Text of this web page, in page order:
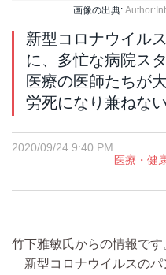
画像の出典:
新型コロナウイル
に、多忙な病院ス
医療の医師たちが
労死になり兼ねな
2020/09/24 9:40 PM
医療・健
竹下雅敏氏からの情報です
新型コロナウイルスのパ